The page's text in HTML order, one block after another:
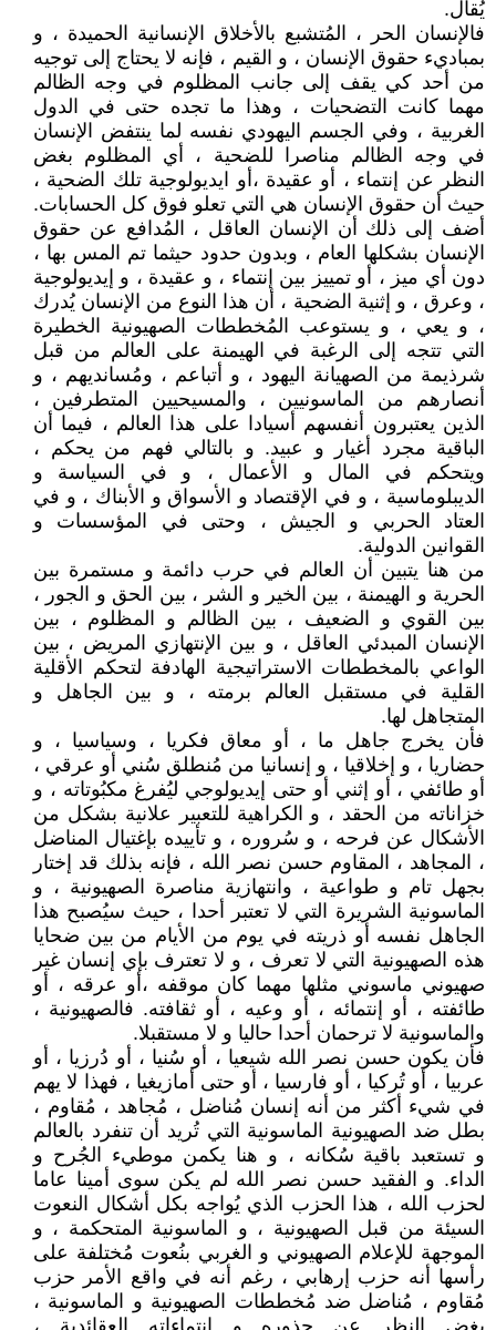
يُقال.
فالإنسان الحر ، المُتشبع بالأخلاق الإنسانية الحميدة ، و
بمباديء حقوق الإنسان ، و القيم ، فإنه لا يحتاج إلى توجيه
من أحد كي يقف إلى جانب المظلوم في وجه الظالم
مهما كانت التضحيات ، وهذا ما تجده حتى في الدول
الغربية ، وفي الجسم اليهودي نفسه لما ينتفض الإنسان
في وجه الظالم مناصرا للضحية ، أي المظلوم بغض
النظر عن إنتماء ، أو عقيدة ،أو ايديولوجية تلك الضحية ،
حيث أن حقوق الإنسان هي التي تعلو فوق كل الحسابات.
أضف إلى ذلك أن الإنسان العاقل ، المُدافع عن حقوق
الإنسان بشكلها العام ، وبدون حدود حيثما تم المس بها ،
دون أي ميز ، أو تمييز بين إنتماء ، و عقيدة ، و إيديولوجية
، وعرق ، و إثنية الضحية ، أن هذا النوع من الإنسان يُدرك
، و يعي ، و يستوعب المُخططات الصهيونية الخطيرة
التي تتجه إلى الرغبة في الهيمنة على العالم من قبل
شرذيمة من الصهيانة اليهود ، و أتباعم ، ومُسانديهم ، و
أنصارهم من الماسونيين ، والمسيحيين المتطرفين ،
الذين يعتبرون أنفسهم أسيادا على هذا العالم ، فيما أن
الباقية مجرد أغيار و عبيد. و بالتالي فهم من يحكم ،
ويتحكم في المال و الأعمال ، و في السياسة و
الديبلوماسية ، و في الإقتصاد و الأسواق و الأبناك ، و في
العتاد الحربي و الجيش ، وحتى في المؤسسات و
القوانين الدولية.
من هنا يتبين أن العالم في حرب دائمة و مستمرة بين
الحرية و الهيمنة ، بين الخير و الشر ، بين الحق و الجور ،
بين القوي و الضعيف ، بين الظالم و المظلوم ، بين
الإنسان المبدئي العاقل ، و بين الإنتهازي المريض ، بين
الواعي بالمخططات الاستراتيجية الهادفة لتحكم الأقلية
القلية في مستقبل العالم برمته ، و بين الجاهل و
المتجاهل لها.
فأن يخرج جاهل ما ، أو معاق فكريا ، وسياسيا ، و
حضاريا ، و إخلاقيا ، و إنسانيا من مُنطلق سُني أو عرقي ،
أو طائفي ، أو إثني أو حتى إيديولوجي ليُفرغ مكبُوتاته ، و
خزاناته من الحقد ، و الكراهية للتعبير علانية بشكل من
الأشكال عن فرحه ، و سُروره ، و تأييده بإغتيال المناضل
، المجاهد ، المقاوم حسن نصر الله ، فإنه بذلك قد إختار
بجهل تام و طواعية ، وانتهازية مناصرة الصهيونية ، و
الماسونية الشريرة التي لا تعتبر أحدا ، حيث سيُصبح هذا
الجاهل نفسه أو ذريته في يوم من الأيام من بين ضحايا
هذه الصهيونية التي لا تعرف ، و لا تعترف بإي إنسان غير
صهيوني ماسوني مثلها مهما كان موقفه ،أو عرقه ، أو
طائفته ، أو إنتمائه ، أو وعيه ، أو ثقافته. فالصهيونية ،
والماسونية لا ترحمان أحدا حاليا و لا مستقبلا.
فأن يكون حسن نصر الله شيعيا ، أو سُنيا ، أو دُرزيا ، أو
عربيا ، أو تُركيا ، أو فارسيا ، أو حتى أمازيغيا ، فهذا لا يهم
في شيء أكثر من أنه إنسان مُناضل ، مُجاهد ، مُقاوم ،
بطل ضد الصهيونية الماسونية التي تُريد أن تنفرد بالعالم
و تستعبد باقية سُكانه ، و هنا يكمن موطيء الجُرح و
الداء. و الفقيد حسن نصر الله لم يكن سوى أمينا عاما
لحزب الله ، هذا الحزب الذي يُواجه بكل أشكال النعوت
السيئة من قبل الصهيونية ، و الماسونية المتحكمة ، و
الموجهة للإعلام الصهيوني و الغربي بنُعوت مُختلفة على
رأسها أنه حزب إرهابي ، رغم أنه في واقع الأمر حزب
مُقاوم ، مُناضل ضد مُخططات الصهيونية و الماسونية ،